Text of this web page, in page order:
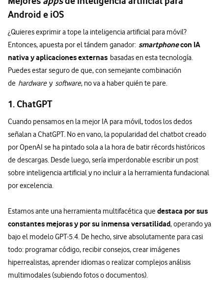
Android e iOS
¿Quieres exprimir a tope la inteligencia artificial para móvil?
Entonces, apuesta por el tándem ganador: smartphonecon IA
nativa y aplicaciones externas basadas en esta tecnología.
Puedes estar seguro de que, con semejante combinación
de hardwarey software, no va a haber quién te pare.
1. ChatGPT
Cuando pensamos en la mejor IA para móvil, todos los dedos
señalan a ChatGPT. No en vano, la popularidad del chatbot creado
por OpenAI se ha pintado sola a la hora de batir récords históricos
de descargas. Desde luego, sería imperdonable escribir un post
sobre inteligencia artificial y no incluir a la herramienta fundacional
por excelencia.
Estamos ante una herramienta multifacética quedestaca por sus
constantes mejoras y por su inmensa versatilidad, operando ya
bajo el modelo GPT-5.4. De hecho, sirve absolutamente para casi
todo: programar código, recibir consejos, crear imágenes
hiperrealistas, aprender idiomas o realizar complejos análisis
multimodales (subiendo fotos o documentos).